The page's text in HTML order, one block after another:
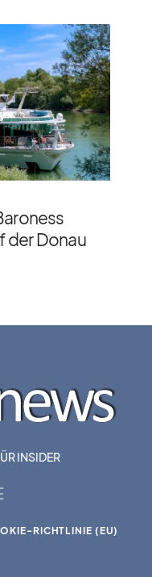
der Donau
INSIDER
RICHTLINIE (EU)